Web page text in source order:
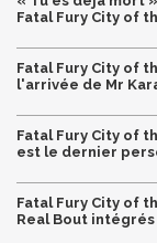
Fatal Fury City of
Fatal Fury City of
l'arrivée de Mr
Fatal Fury City of
est le dernier
Fatal Fury City of
Real Bout intégrés